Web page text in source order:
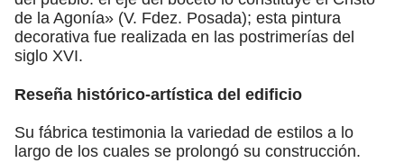
de la Agonía» (V. Fdez. Posada); esta pintura
decorativa fue realizada en las postrimerías del
siglo XVI.
Reseña histórico-artística del edificio
Su fábrica testimonia la variedad de estilos a lo
largo de los cuales se prolongó su construcción.